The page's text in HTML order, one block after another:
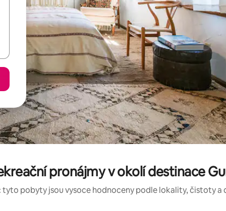
pronájmy v okolí destinace
tyto pobyty jsou vysoce hodnoceny podle lokality, čistoty a